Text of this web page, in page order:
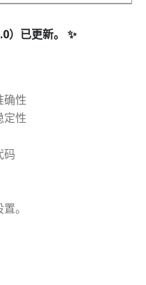
已更新。
确性
定性
码
。